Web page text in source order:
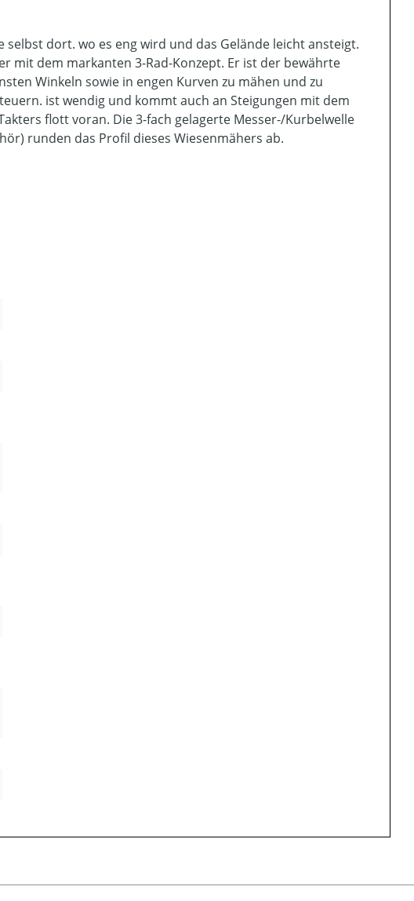
dort. wo es eng wird und das Gelände leicht ansteigt.
mit dem markanten 3-Rad-Konzept. Er ist der bewährte
Winkeln sowie in engen Kurven zu mähen und zu
ist wendig und kommt auch an Steigungen mit dem
flott voran. Die 3-fach gelagerte Messer-/Kurbelwelle
runden das Profil dieses Wiesenmähers ab.